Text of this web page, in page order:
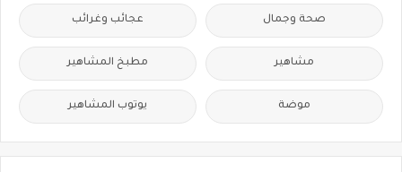
صحة وجمال عجائب وغرائب
مشاهير مطبخ المشاهير
موضة يوتوب المشاهير